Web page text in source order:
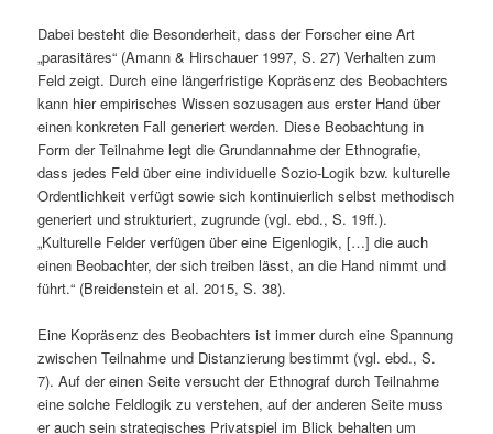
Dabei besteht die Besonderheit, dass der Forscher eine Art
„parasitäres“ (Amann & Hirschauer 1997, S. 27) Verhalten zum
Feld zeigt. Durch eine längerfristige Kopräsenz des Beobachters
kann hier empirisches Wissen sozusagen aus erster Hand über
einen konkreten Fall generiert werden. Diese Beobachtung in
Form der Teilnahme legt die Grundannahme der Ethnografie,
dass jedes Feld über eine individuelle Sozio-Logik bzw. kulturelle
Ordentlichkeit verfügt sowie sich kontinuierlich selbst methodisch
generiert und strukturiert, zugrunde (vgl. ebd., S. 19ff.).
„Kulturelle Felder verfügen über eine Eigenlogik, […] die auch
einen Beobachter, der sich treiben lässt, an die Hand nimmt und
führt.“ (Breidenstein et al. 2015, S. 38).
Eine Kopräsenz des Beobachters ist immer durch eine Spannung
zwischen Teilnahme und Distanzierung bestimmt (vgl. ebd., S.
7). Auf der einen Seite versucht der Ethnograf durch Teilnahme
eine solche Feldlogik zu verstehen, auf der anderen Seite muss
er auch sein strategisches Privatspiel im Blick behalten um